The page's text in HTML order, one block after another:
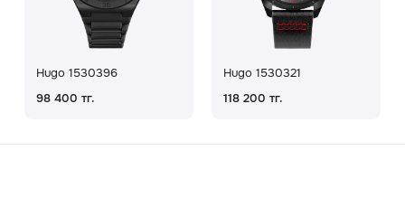
Hugo 1530396
98 400 тг.
Hugo 1530321
118 200 тг.